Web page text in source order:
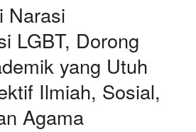
Narasi
LGBT, Dorong
yang Utuh
Ilmiah, Sosial,
Agama